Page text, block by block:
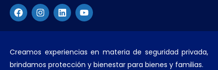
Creamos experiencias en materia de seguridad privada,
brindamos protección y bienestar para bienes y familias.